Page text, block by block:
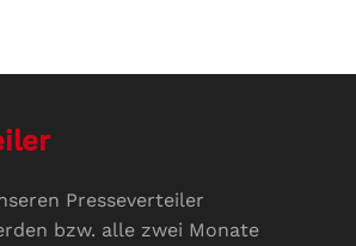
Presseverteiler
bzw. alle zwei Monate